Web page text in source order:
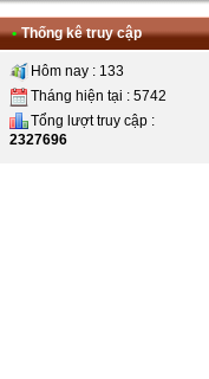
• Thống kê truy cập
Hôm nay : 133
Tháng hiện tại : 5742
Tổng lượt truy cập :
2327696